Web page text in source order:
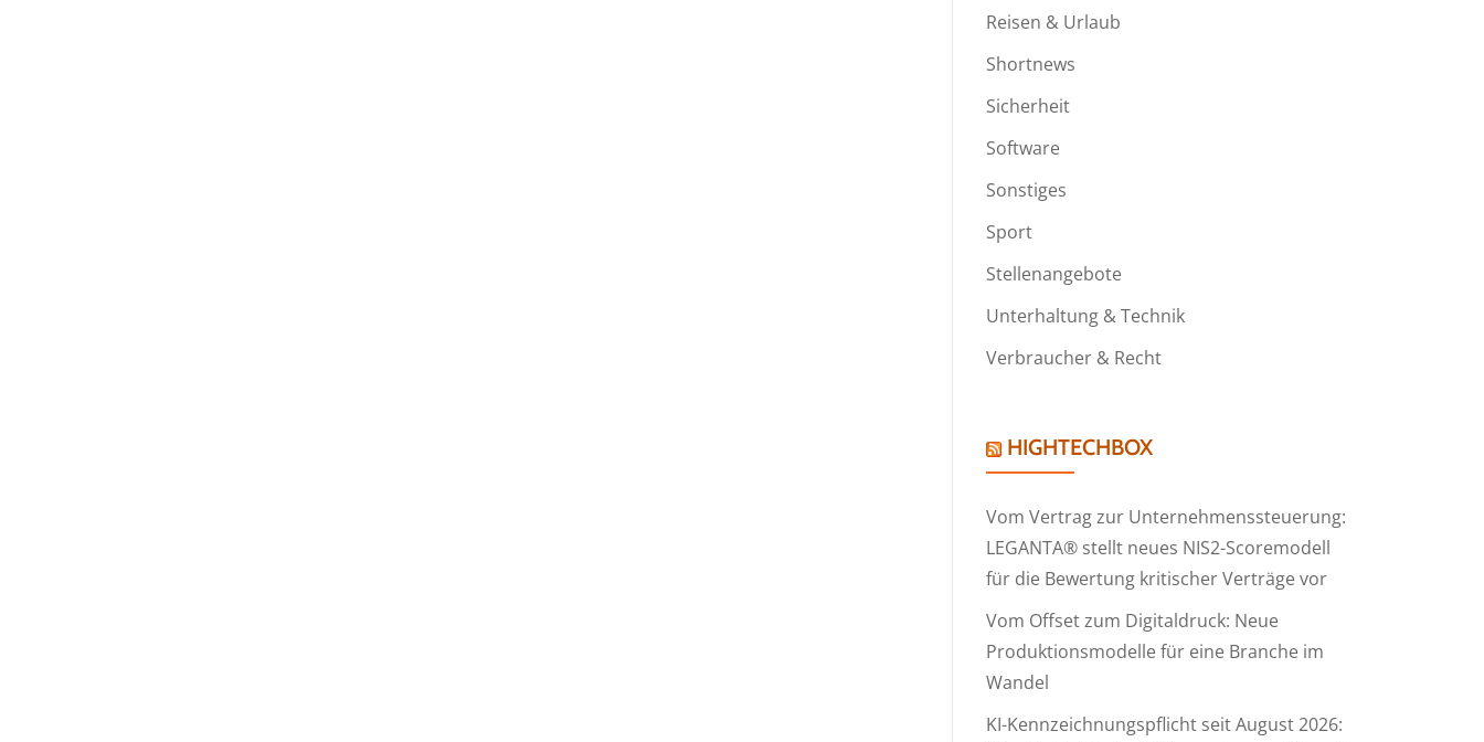
Reisen & Urlaub
Shortnews
Sicherheit
Software
Sonstiges
Sport
Stellenangebote
Unterhaltung & Technik
Verbraucher & Recht
HIGHTECHBOX
Vom Vertrag zur Unternehmenssteuerung:
LEGANTA® stellt neues NIS2-Scoremodell
für die Bewertung kritischer Verträge vor
Vom Offset zum Digitaldruck: Neue
Produktionsmodelle für eine Branche im
Wandel
KI-Kennzeichnungspflicht seit August 2026: